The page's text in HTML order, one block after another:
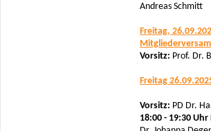
Andreas Schmitt
Freitag,
Vorsitz: Prof. Dr.
Freitag
Vorsitz: PD Dr.
18:00 - 19:30